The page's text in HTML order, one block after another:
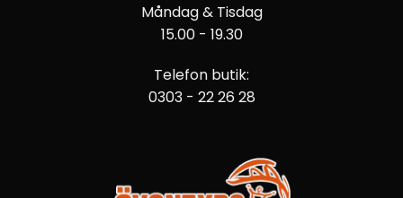
Måndag & Tisdag
15.00 - 19.30
Telefon butik:
0303 - 22 26 28